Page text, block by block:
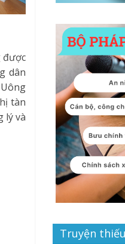
được
dân
tàn
lý và
Truyện